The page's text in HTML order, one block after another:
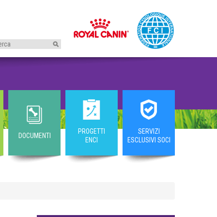
DOCUMENTI
PROGETTI
ENCI
SERVIZI
ESCLUSIVI SOCI